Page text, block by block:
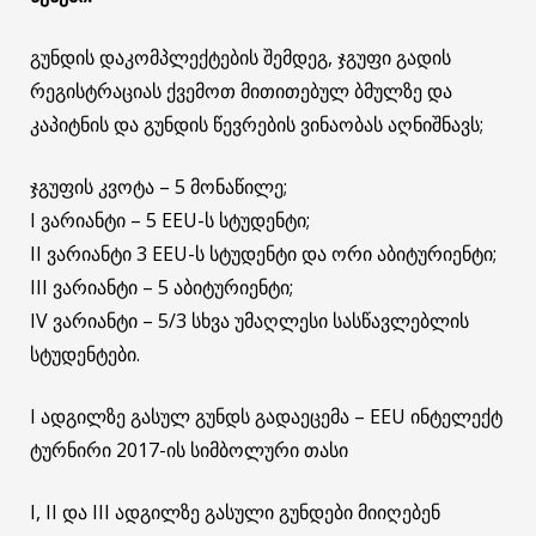
გუნდის დაკომპლექტების შემდეგ, ჯგუფი გადის
რეგისტრაციას ქვემოთ მითითებულ ბმულზე და
კაპიტნის და გუნდის წევრების ვინაობას აღნიშნავს;
ჯგუფის კვოტა – 5 მონაწილე;
I ვარიანტი – 5 EEU-ს სტუდენტი;
II ვარიანტი 3 EEU-ს სტუდენტი და ორი აბიტურიენტი;
III ვარიანტი – 5 აბიტურიენტი;
IV ვარიანტი – 5/3 სხვა უმაღლესი სასწავლებლის
სტუდენტები.
I ადგილზე გასულ გუნდს გადაეცემა – EEU ინტელექტ
ტურნირი 2017-ის სიმბოლური თასი
I, II და III ადგილზე გასული გუნდები მიიღებენ